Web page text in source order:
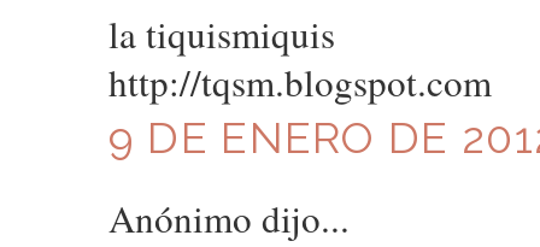
la tiquismiquis
http://tqsm.blogspot.com
9 DE ENERO DE
Anónimo dijo...